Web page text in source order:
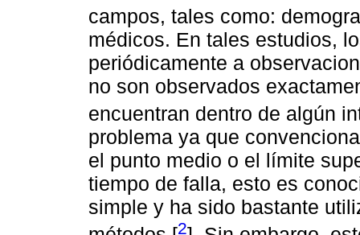
campos, tales como:
médicos. En tales estudios,
periódicamente a
no son observados
encuentran dentro de algún
problema ya que
el punto medio o el límite
tiempo de falla, esto es
simple y ha sido bastante
2